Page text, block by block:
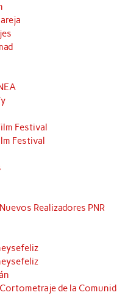
Festival
Festival
Realizadores PNR
de la